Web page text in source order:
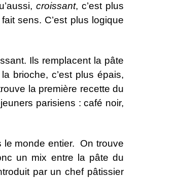
croissant, c’est plus
sens. C’est plus logique
Ils remplacent la pâte
brioche, c’est plus épais,
la première recette du
parisiens : café noir,
le monde entier. On trouve
un mix entre la pâte du
par un chef pâtissier